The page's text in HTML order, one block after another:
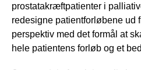
prostatakræftpatienter i
redesigne patientforløbene ud
perspektiv med det formål at
hele patientens forløb og et